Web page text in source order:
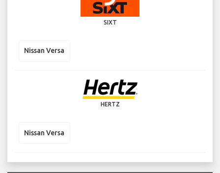
SIXT
Nissan Versa
HERTZ
Nissan Versa